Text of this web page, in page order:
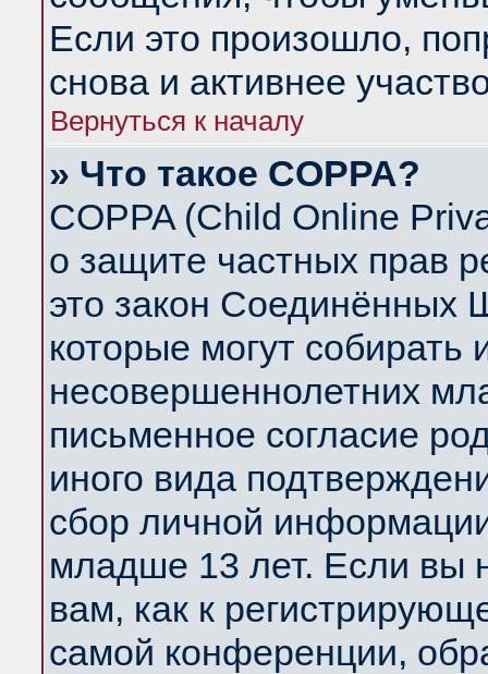
Если это произошло,
снова и активнее
Вернуться к началу
» Что такое COPPA?
COPPA (Child Online
о защите частных прав
это закон Соединённых
которые могут
несовершеннолетних
письменное согласие
иного вида
сбор личной
младше 13 лет. Если вы
вам, как к
самой конференции,